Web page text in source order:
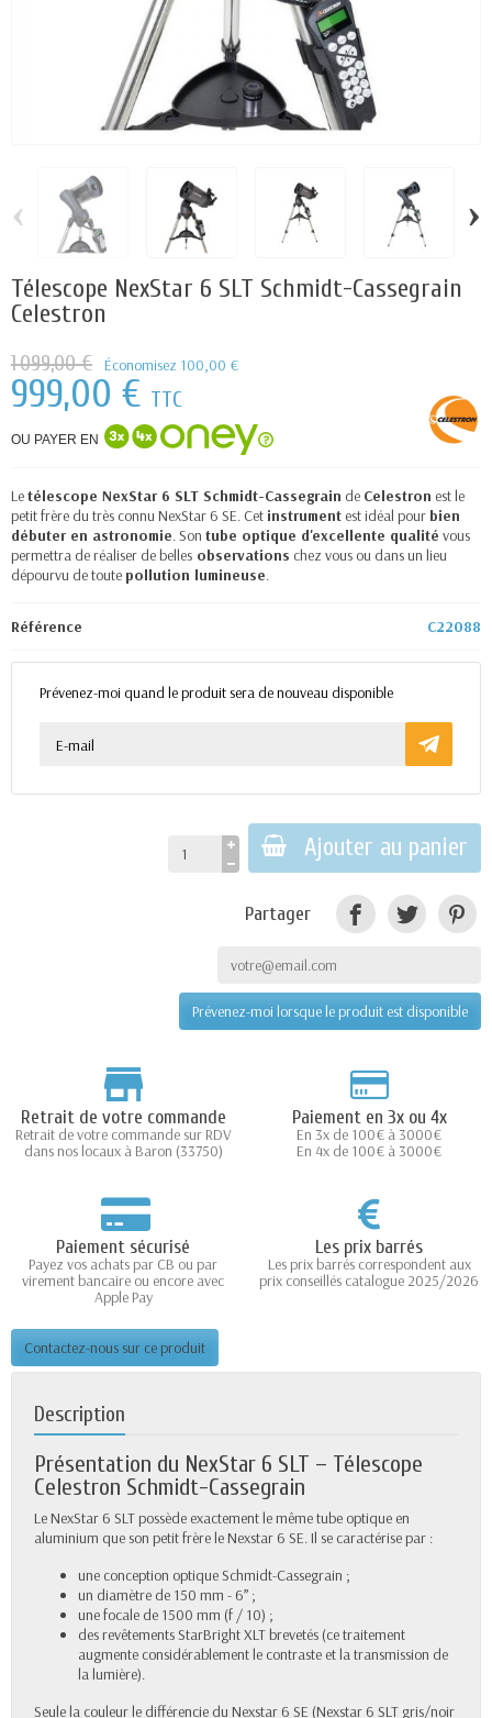
‹ ›
Télescope NexStar 6 SLT Schmidt-Cassegrain
Celestron
1 099,00 € Économisez 100,00 €
999,00 € TTC
OU PAYER EN
Letélescope NexStar 6 SLT Schmidt-Cassegrain de Celestron est le
petit frère du très connu NexStar 6 SE. Cet instrument est idéal pour bien
débuter en astronomie. Son tube optique d'excellente qualité vous
permettra de réaliser de belles observations chez vous ou dans un lieu
dépourvu de toute pollution lumineuse.
Référence C22088
Prévenez-moi quand le produit sera de nouveau disponible
Ajouter au panier
Partager
Prévenez-moi lorsque le produit est disponible
Retrait de votre commande
Retrait de votre commande sur RDV
dans nos locaux à Baron (33750)
Paiement en 3x ou 4x
En 3x de 100€ à 3000€
En 4x de 100€ à 3000€
Paiement sécurisé
Payez vos achats par CB ou par
virement bancaire ou encore avec
Apple Pay
Les prix barrés
Les prix barrés correspondent aux
prix conseillés catalogue 2025/2026
Contactez-nous sur ce produit
Description
Présentation du NexStar 6 SLT – Télescope
Celestron Schmidt-Cassegrain
Le NexStar 6 SLT possède exactement le même tube optique en
aluminium que son petit frère le Nexstar 6 SE. Il se caractérise par :
une conception optique Schmidt-Cassegrain ;
un diamètre de 150 mm - 6” ;
une focale de 1500 mm (f / 10) ;
des revêtements StarBright XLT brevetés (ce traitement
augmente considérablement le contraste et la transmission de
la lumière).
Seule la couleur le différencie du Nexstar 6 SE (Nexstar 6 SLT gris/noir